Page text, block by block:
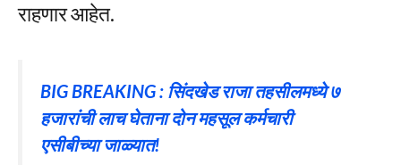
राहणार आहेत.
BIG BREAKING : सिंदखेड राजा तहसीलमध्ये ७
हजारांची लाच घेताना दोन महसूल कर्मचारी
एसीबीच्या जाळ्यात!